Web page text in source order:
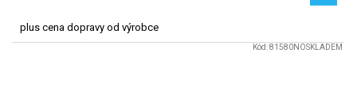
plus cena dopravy od výrobce
Kód:81580NOSKLADEM